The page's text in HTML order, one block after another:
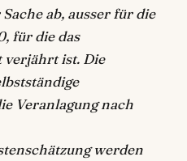
ab, ausser für die
für die das
verjährt ist. Die
Veranlagung nach
werden